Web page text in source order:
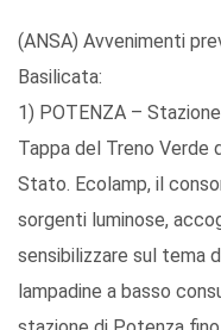
(ANSA) Avvenimenti
Basilicata:
1) POTENZA –
Tappa del Treno Verde
Stato. Ecolamp, il
sorgenti luminose,
sensibilizzare sul tema
lampadine a basso